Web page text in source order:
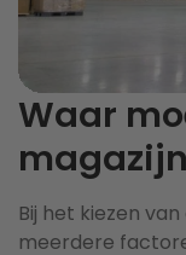
Waar
Bij het kiezen
meerdere